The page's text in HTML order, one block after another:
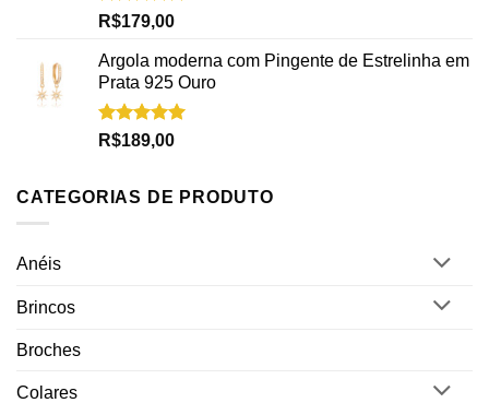
Avaliação
R$179,00
Argola moderna com Pingente de Estrelinha em
Prata 925 Ouro
Avaliação
R$189,00
CATEGORIAS DE PRODUTO
Anéis
Brincos
Broches
Colares